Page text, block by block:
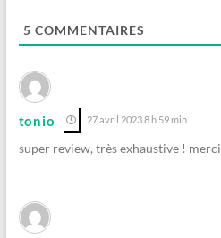
5 COMMENTAIRES
tonio 27 avril 2023 8 h 59 min
super review, très exhaustive ! merci